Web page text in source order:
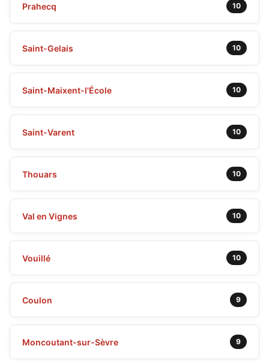
Prahecq 10
Saint-Gelais 10
Saint-Maixent-l'École 10
Saint-Varent 10
Thouars 10
Val en Vignes 10
Vouillé 10
Coulon 9
Moncoutant-sur-Sèvre 9